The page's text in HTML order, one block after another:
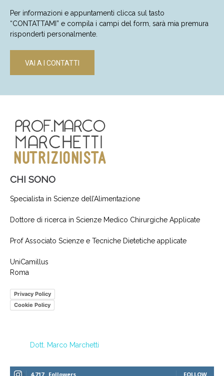
Per informazioni e appuntamenti clicca sul tasto
“CONTATTAMI” e compila i campi del form, sarà mia premura
risponderti personalmente.
VAI A I CONTATTI
CHI SONO
Specialista in Scienze dell’Alimentazione
Dottore di ricerca in Scienze Medico Chirurgiche Applicate
Prof Associato Scienze e Tecniche Dietetiche applicate
UniCamillus
Roma
Privacy Policy
Cookie Policy
Dott. Marco Marchetti
4,717 Followers FOLLOW